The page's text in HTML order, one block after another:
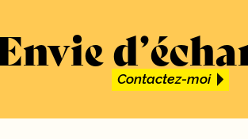
Contactez-moi